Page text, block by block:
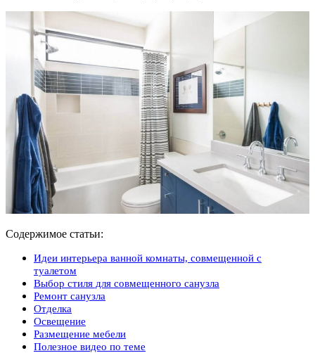
Содержимое статьи:
Идеи интерьера ванной комнаты, совмещенной с
туалетом
Выбор стиля для совмещенного санузла
Ремонт санузла
Отделка
Освещение
Размещение мебели
Полезное видео по теме